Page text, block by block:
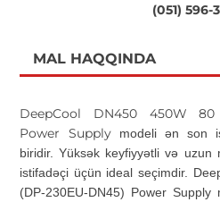
(051) 596-
MAL HAQQINDA
DeepCool DN450 450W 80
Power Supply
modeli ən son
biridir. Yüksək keyfiyyətli və uzun
istifadəçi üçün ideal seçimdir.
(DP-230EU-DN45) Power Supply